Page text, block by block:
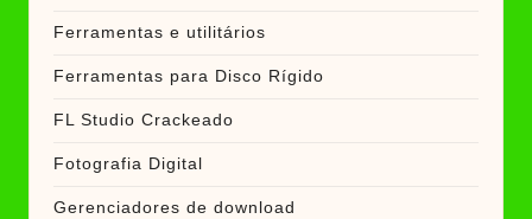
Ferramentas e utilitários
Ferramentas para Disco Rígido
FL Studio Crackeado
Fotografia Digital
Gerenciadores de download